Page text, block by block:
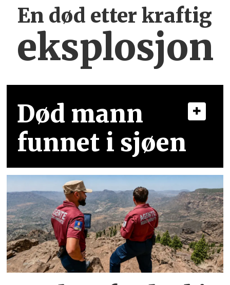
En død etter kraftig
eksplosjon
Død mann
funnet i sjøen